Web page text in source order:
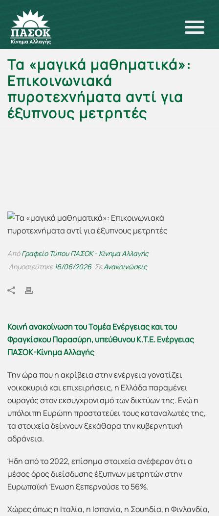
Τα «μαγικά μαθηματικά»:
Επικοινωνιακά
πυροτεχνήματα αντί για
έξυπνους μετρητές
ΑπόΓραφείο Τύπου ΠΑΣΟΚ - Κίνημα Αλλαγής
Δημοσιεύτηκε 16/06/2026 ΣεΑνακοινώσεις
Κοινή ανακοίνωση του Τομέα Ενέργειας και του
Φραγκίσκου Παρασύρη, υπεύθυνου Κ.Τ.Ε. Ενέργειας
ΠΑΣΟΚ-Κίνημα Αλλαγής
Την ώρα που η ακρίβεια στην ενέργεια γονατίζει
νοικοκυριά και επιχειρήσεις, η Ελλάδα παραμένει
ουραγός στον εκσυγχρονισμό των δικτύων της. Ενώ η
υπόλοιπη Ευρώπη προστατεύει τους καταναλωτές της,
τα στοιχεία δείχνουν ξεκάθαρα την κυβερνητική
αδράνεια.
Ήδη από το 2022, επίσημα στοιχεία ανέφεραν ότι ο
μέσος όρος διείσδυσης έξυπνων μετρητών στην
Ευρωπαϊκή Ένωση ξεπερνούσε το 56%.
Χώρες όπως η Ιταλία, η Ισπανία, η Σουηδία, η Φινλανδία,